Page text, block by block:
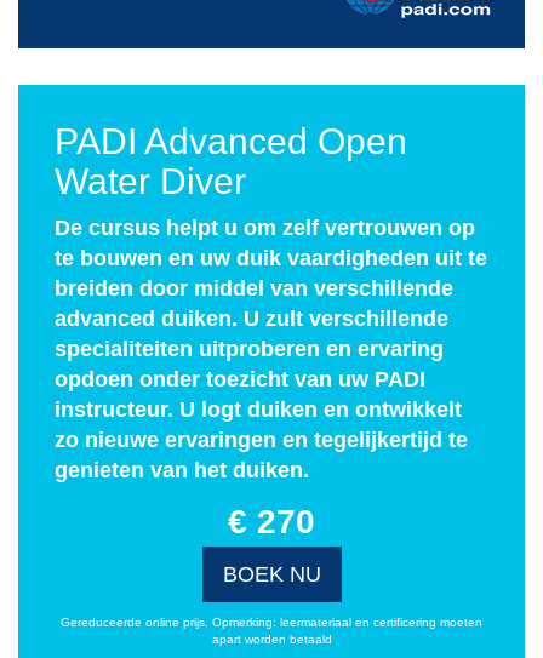
PADI Advanced Open
Water Diver
De cursus helpt u om zelf vertrouwen op
te bouwen en uw duik vaardigheden uit te
breiden door middel van verschillende
advanced duiken. U zult verschillende
specialiteiten uitproberen en ervaring
opdoen onder toezicht van uw PADI
instructeur. U logt duiken en ontwikkelt
zo nieuwe ervaringen en tegelijkertijd te
genieten van het duiken.
€ 270
BOEK NU
Gereduceerde online prijs. Opmerking: leermateriaal en certificering moeten
apart worden betaald